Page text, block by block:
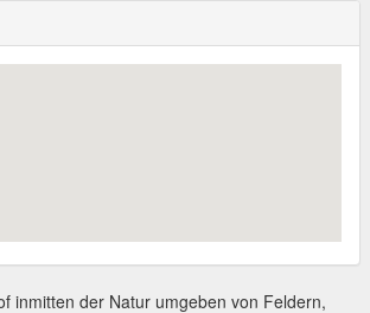
inmitten der Natur umgeben von Feldern,